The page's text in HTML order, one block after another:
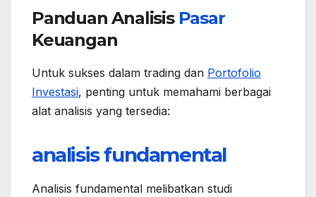
Panduan Analisis Pasar
Keuangan
Untuk sukses dalam trading dan Portofolio
Investasi, penting untuk memahami berbagai
alat analisis yang tersedia:
analisis fundamental
Analisis fundamental melibatkan studi